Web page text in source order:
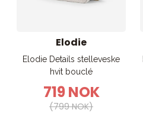
Elodie
Elodie Details stelleveske
hvit bouclé
719 NOK
(799 NOK)